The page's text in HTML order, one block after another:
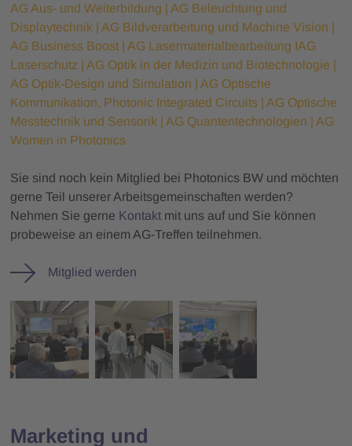
AG Aus- und Weiterbildung | AG Beleuchtung und
Displaytechnik | AG Bildverarbeitung und Machine Vision |
AG Business Boost | AG Lasermaterialbearbeitung IAG
Laserschutz | AG Optik in der Medizin und Biotechnologie |
AG Optik-Design und Simulation | AG Optische
Kommunikation, Photonic Integrated Circuits | AG Optische
Messtechnik und Sensorik | AG Quantentechnologien | AG
Women in Photonics
Sie sind noch kein Mitglied bei Photonics BW und möchten
gerne Teil unserer Arbeitsgemeinschaften werden?
Nehmen Sie gerne Kontakt mit uns auf und Sie können
probeweise an einem AG-Treffen teilnehmen.
Mitglied werden
Marketing und